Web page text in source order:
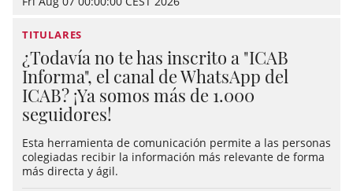
TITULARES
¿Todavía no te has inscrito a "ICAB
Informa", el canal de WhatsApp del
ICAB? ¡Ya somos más de 1.000
seguidores!
Esta herramienta de comunicación permite a las personas
colegiadas recibir la información más relevante de forma
más directa y ágil.